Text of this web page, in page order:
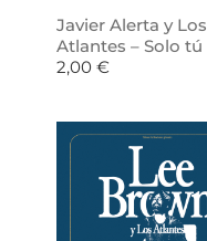
Javier Alerta y Los
Atlantes – Solo tú
2,00 €